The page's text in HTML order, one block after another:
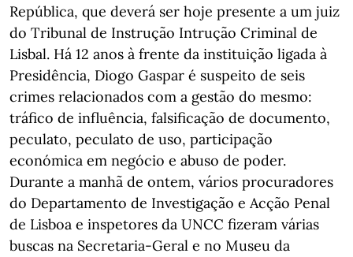
República, que deverá ser hoje presente a um juiz
do Tribunal de Instrução Intrução Criminal de
Lisbal. Há 12 anos à frente da instituição ligada à
Presidência, Diogo Gaspar é suspeito de seis
crimes relacionados com a gestão do mesmo:
tráfico de influência, falsificação de documento,
peculato, peculato de uso, participação
económica em negócio e abuso de poder.
Durante a manhã de ontem, vários procuradores
do Departamento de Investigação e Acção Penal
de Lisboa e inspetores da UNCC fizeram várias
buscas na Secretaria-Geral e no Museu da